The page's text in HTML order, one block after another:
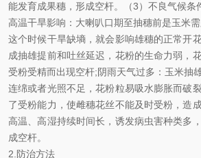
能发育成果穗，形成空杆。（3）不良气候条
高温干旱影响：大喇叭口期至抽穗前是玉米需
这个时候干旱缺墒，就会影响雄穗的正常开
成抽雄提前和吐丝延迟，花粉的生命力弱，
受粉受精而出现空杆;阴雨天气过多：玉米抽
连绵或者光照不足，花粉粒易吸水膨胀而破
了受粉能力，使雌穗花丝不能及时受粉，造
高温、高湿持续时间长，诱发病虫害种类多
成空杆。
2. 防治方法